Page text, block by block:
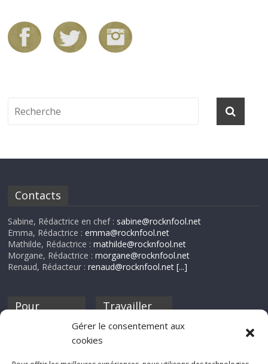
Gérer le consentement aux
cookies
Contacts
Sabine, Rédactrice en chef : sabine@rocknfool.net
Emma, Rédactrice :emma@rocknfool.net
Mathilde, Rédactrice :mathilde@rocknfool.net
Morgane, Rédactrice :morgane@rocknfool.net
Renaud, Rédacteur :renaud@rocknfool.net [...]
Pour
discothèque
Travailler
Si tu souhaites